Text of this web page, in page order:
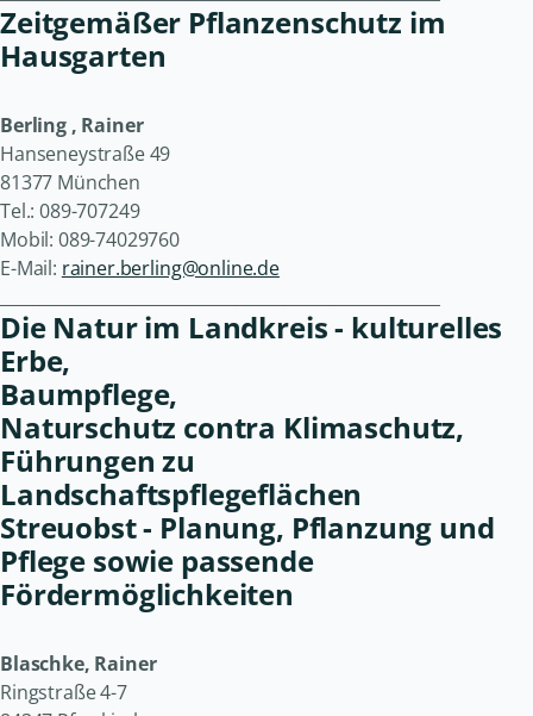
Zeitgemäßer Pflanzenschutz im
Hausgarten
Berling , Rainer
Hanseneystraße 49
81377 München
Tel.: 089-707249
Mobil: 089-74029760
E-Mail: rainer.berling@online.de
Die Natur im Landkreis - kulturelles
Erbe,
Baumpflege,
Naturschutz contra Klimaschutz,
Führungen zu
Landschaftspflegeflächen
Streuobst - Planung, Pflanzung und
Pflege sowie passende
Fördermöglichkeiten
Blaschke, Rainer
Ringstraße 4-7